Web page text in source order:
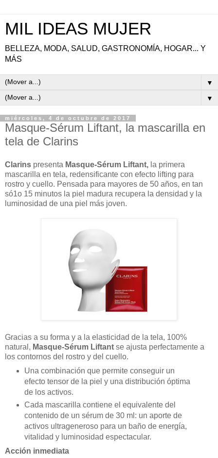
MIL IDEAS MUJER
BELLEZA, MODA, SALUD, GASTRONOMÍA, HOGAR... Y
MÁS
▼
▼
miércoles, 4 de octubre de 2017
Masque-Sérum Liftant, la mascarilla en
tela de Clarins
Clarins presenta Masque-Sérum Liftant, la primera
mascarilla en tela, redensificante con efecto lifting para
rostro y cuello. Pensada para mayores de 50 años, en tan
só1o 15 minutos la piel madura recupera la densidad y la
luminosidad de una piel más joven.
Gracias a su forma y a la elasticidad de la tela, 100%
natural, Masque-Sérum Liftant se ajusta perfectamente a
los contornos del rostro y del cuello.
Una combinación que permite conseguir un
efecto tensor de la piel y una distribución óptima
de los activos.
Cada mascarilla contiene el equivalente del
contenido de un sérum de 30 ml: un aporte de
activos ultrageneroso para un baño de energía,
vitalidad y luminosidad espectacular.
Acción inmediata